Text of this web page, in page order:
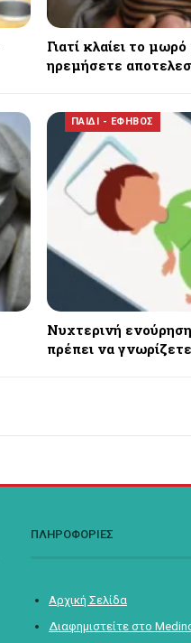
Γιατί κλαίει το
ηρεμήσετε
ΠΑΙΔΙ - ΕΦΗΒΟΣ
Νυχτερινή
πρέπει να γνωρίζετε
ΠΛΗΡΟΦΟΡΙΕΣ
Αρχική Σελίδα
Διαφημιστείτε στο